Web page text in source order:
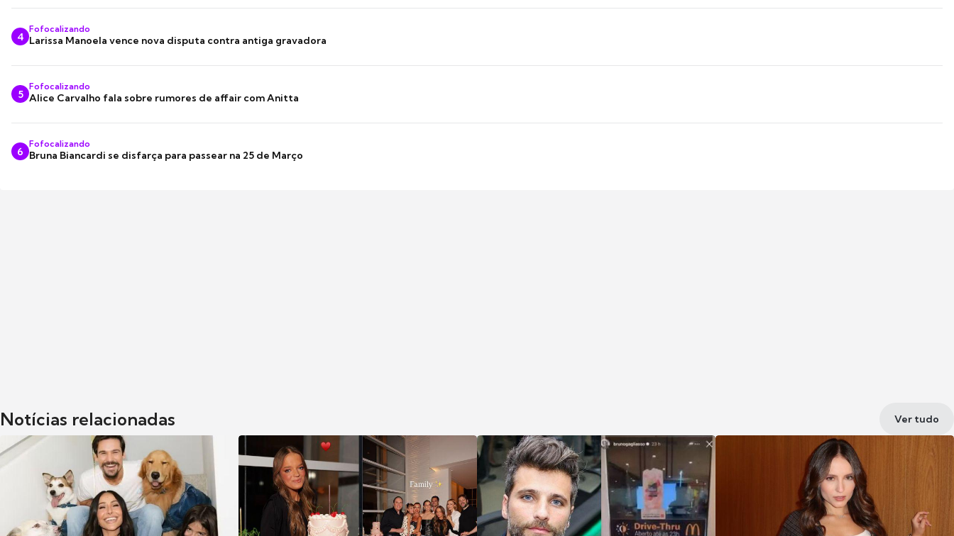
4
Fofocalizando
Larissa Manoela vence nova disputa contra antiga gravadora
5
Fofocalizando
Alice Carvalho fala sobre rumores de affair com Anitta
6
Fofocalizando
Bruna Biancardi se disfarça para passear na 25 de Março
Notícias relacionadas Ver tudo